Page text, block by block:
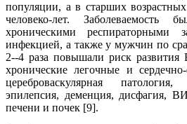
популяции, а в старших
человеко-лет.
хроническими респираторными
инфекцией, а также у мужчин по
2--4 раза повышали риск развития
хронические легочные и сердечно-
цереброваскулярная
эпилепсия, деменция, дисфагия,
печени и почек [9].